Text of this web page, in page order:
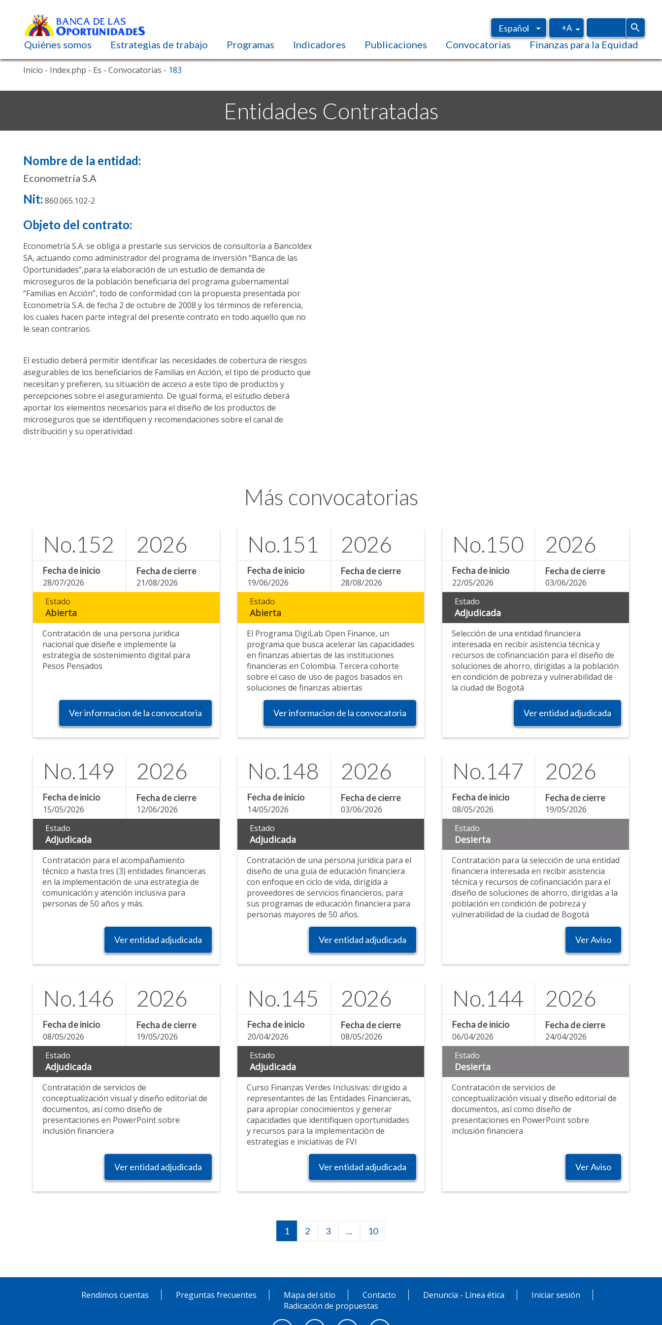
Pasar
Español
Inglés
+A
Navegación principal
Quiénes somos Estrategias de trabajo Programas Indicadores Publicaciones Convocatorias Finanzas para la Equidad
Inicio - Index.php - Es - Convocatorias - 183
Entidades Contratadas
Nombre de la entidad:
Econometría S.A
Nit: 860.065.102-2
Objeto del contrato:
Econometría S.A. se obliga a prestarle sus servicios de consultoría a Bancoldex
SA, actuando como administrador del programa de inversión “Banca de las
Oportunidades”,para la elaboración de un estudio de demanda de
microseguros de la población beneficiaria del programa gubernamental
“Familias en Acción”, todo de conformidad con la propuesta presentada por
Econometría S.A. de fecha 2 de octubre de 2008 y los términos de referencia,
los cuales hacen parte integral del presente contrato en todo aquello que no
le sean contrarios.
El estudio deberá permitir identificar las necesidades de cobertura de riesgos
asegurables de los beneficiarios de Familias en Acción, el tipo de producto que
necesitan y prefieren, su situación de acceso a este tipo de productos y
percepciones sobre el aseguramiento. De igual forma, el estudio deberá
aportar los elementos necesarios para el diseño de los productos de
microseguros que se identifiquen y recomendaciones sobre el canal de
distribución y su operatividad.
Más convocatorias
No.152 2026
Fecha de inicio
28/07/2026
Fecha de cierre
21/08/2026
Estado
Abierta
Contratación de una persona jurídica
nacional que diseñe e implemente la
estrategia de sostenimiento digital para
Pesos Pensados
Ver informacion de la convocatoria
No.151 2026
Fecha de inicio
19/06/2026
Fecha de cierre
28/08/2026
Estado
Abierta
El Programa DigiLab Open Finance, un
programa que busca acelerar las capacidades
en finanzas abiertas de las instituciones
financieras en Colombia. Tercera cohorte
sobre el caso de uso de pagos basados en
soluciones de finanzas abiertas
Ver informacion de la convocatoria
No.150 2026
Fecha de inicio
22/05/2026
Fecha de cierre
03/06/2026
Estado
Adjudicada
Selección de una entidad financiera
interesada en recibir asistencia técnica y
recursos de cofinanciación para el diseño de
soluciones de ahorro, dirigidas a la población
en condición de pobreza y vulnerabilidad de
la ciudad de Bogotá
Ver entidad adjudicada
No.149 2026
Fecha de inicio
15/05/2026
Fecha de cierre
12/06/2026
Estado
Adjudicada
Contratación para el acompañamiento
técnico a hasta tres (3) entidades financieras
en la implementación de una estrategia de
comunicación y atención inclusiva para
personas de 50 años y más.
Ver entidad adjudicada
No.148 2026
Fecha de inicio
14/05/2026
Fecha de cierre
03/06/2026
Estado
Adjudicada
Contratación de una persona jurídica para el
diseño de una guía de educación financiera
con enfoque en ciclo de vida, dirigida a
proveedores de servicios financieros, para
sus programas de educación financiera para
personas mayores de 50 años.
Ver entidad adjudicada
No.147 2026
Fecha de inicio
08/05/2026
Fecha de cierre
19/05/2026
Estado
Desierta
Contratación para la selección de una entidad
financiera interesada en recibir asistencia
técnica y recursos de cofinanciación para el
diseño de soluciones de ahorro, dirigidas a la
población en condición de pobreza y
vulnerabilidad de la ciudad de Bogotá
Ver Aviso
No.146 2026
Fecha de inicio
08/05/2026
Fecha de cierre
19/05/2026
Estado
Adjudicada
Contratación de servicios de
conceptualización visual y diseño editorial de
documentos, así como diseño de
presentaciones en PowerPoint sobre
inclusión financiera
Ver entidad adjudicada
No.145 2026
Fecha de inicio
20/04/2026
Fecha de cierre
08/05/2026
Estado
Adjudicada
Curso Finanzas Verdes Inclusivas: dirigido a
representantes de las Entidades Financieras,
para apropiar conocimientos y generar
capacidades que identifiquen oportunidades
y recursos para la implementación de
estrategias e iniciativas de FVI
Ver entidad adjudicada
No.144 2026
Fecha de inicio
06/04/2026
Fecha de cierre
24/04/2026
Estado
Desierta
Contratación de servicios de
conceptualización visual y diseño editorial de
documentos, así como diseño de
presentaciones en PowerPoint sobre
inclusión financiera
Ver Aviso
Página
actual
1 Página
2 Página
3
Siguiente
... 10
10
Rendimos cuentas Preguntas frecuentes Mapa del sitio Contacto Denuncia - Línea ética
Iniciar sesión
Radicación de propuestas